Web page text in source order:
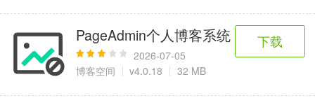
PageAdmin个人博客系统
2026-07-05
博客空间
v4.0.18 32 MB
下载